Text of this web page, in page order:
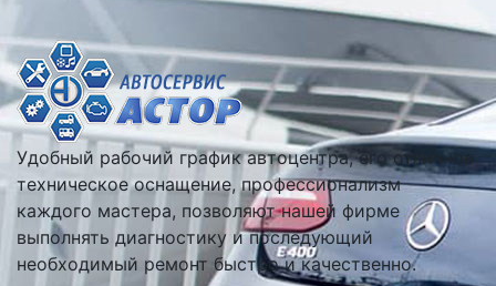
Удобный рабочий график автоцентра, его отличное
техническое оснащение, профессионализм
каждого мастера, позволяют нашей фирме
выполнять диагностику и последующий
необходимый ремонт быстро и качественно.